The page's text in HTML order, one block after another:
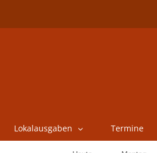
Lokalausgaben Termine